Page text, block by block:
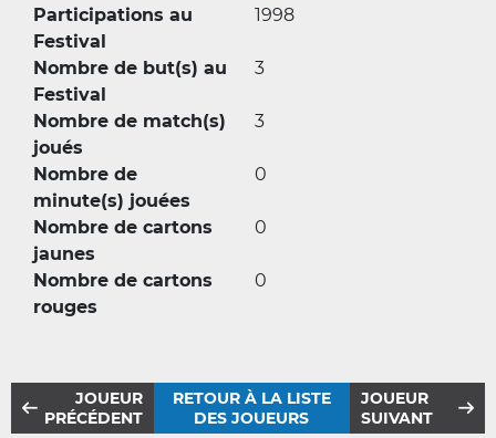
Participations au
Festival
1998
Nombre de but(s) au
Festival
3
Nombre de match(s)
joués
3
Nombre de
minute(s) jouées
0
Nombre de cartons
jaunes
0
Nombre de cartons
rouges
0
JOUEUR
PRÉCÉDENT
RETOUR À LA LISTE
DES JOUEURS
JOUEUR
SUIVANT